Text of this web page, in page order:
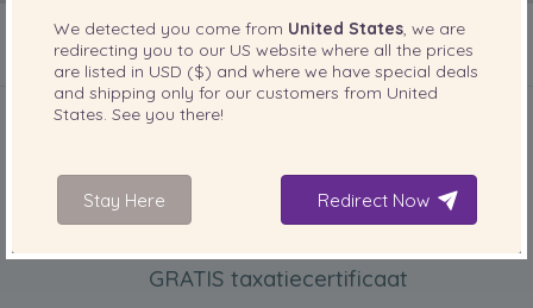
INBEGREPEN BIJ UW PRODUCT
GRATIS taxatiecertificaat
We detected you come from United States, we are
redirecting you to our US website where all the prices
are listed in USD ($) and where we have special deals
and shipping only for our customers from United
States. See you there!
Stay Here Redirect Now